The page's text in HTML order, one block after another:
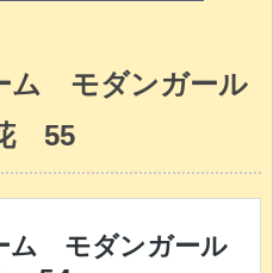
ム モダンガール
55